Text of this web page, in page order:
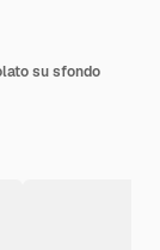
su sfondo